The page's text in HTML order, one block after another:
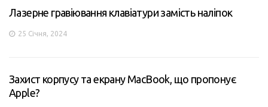
Лазерне гравіювання клавіатури замість наліпок
25 Січня, 2024
Захист корпусу та екрану MacBook, що пропонує
Apple?